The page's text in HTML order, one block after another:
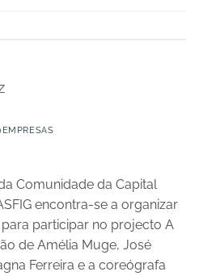
Comunidade da Capital
encontra-se a organizar
participar no projecto A
de Amélia Muge, José
Ferreira e a coreógrafa